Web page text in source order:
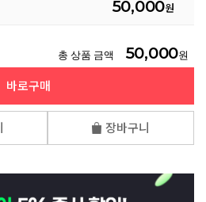
50,000원
총 상품 금액 50,000원
바로구매
장바구니